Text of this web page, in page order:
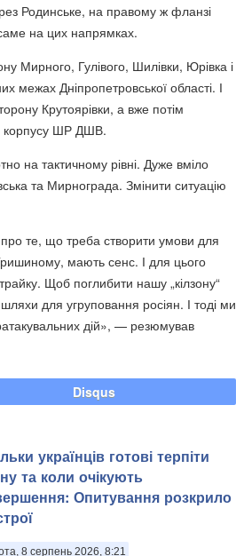
Родинське, на правому ж фланзі
на цих напрямках.
Мирного, Гулівого, Шилівки, Юрівка і
межах Дніпропетровської області. І
Крутоярівки, а вже потім
корпусу ШР ДШВ.
на тактичному рівні. Дуже вміло
та Мирнограда. Змінити ситуацію
те, що треба створити умови для
мають сенс. І для цього
Щоб поглибити нашу „кілзону“
шляхи для угруповання росіян. І тоді ми
дій», — резюмував
Disqus
українців готові терпіти
та коли очікують
Опитування розкрило
8 серпень 2026, 8:21